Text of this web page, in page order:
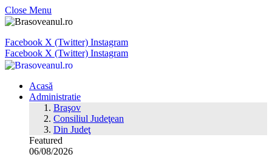
Close Menu
Facebook X (Twitter) Instagram
Facebook X (Twitter) Instagram
Acasă
Administratie
Braşov
Consiliul Judeţean
Din Judeţ
Featured
06/08/2026